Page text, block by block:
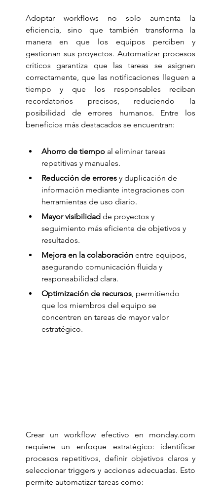
Adoptar workflows no solo aumenta la
eficiencia, sino que también transforma la
manera en que los equipos perciben y
gestionan sus proyectos. Automatizar procesos
críticos garantiza que las tareas se asignen
correctamente, que las notificaciones lleguen a
tiempo y que los responsables reciban
recordatorios precisos, reduciendo la
posibilidad de errores humanos. Entre los
beneficios más destacados se encuentran:
Ahorro de tiempo al eliminar tareas
repetitivas y manuales.
Reducción de errores y duplicación de
información mediante integraciones con
herramientas de uso diario.
Mayor visibilidad de proyectos y
seguimiento más eficiente de objetivos y
resultados.
Mejora en la colaboración entre equipos,
asegurando comunicación fluida y
responsabilidad clara.
Optimización de recursos, permitiendo
que los miembros del equipo se
concentren en tareas de mayor valor
estratégico.
Crear un workflow efectivo en monday.com
requiere un enfoque estratégico: identificar
procesos repetitivos, definir objetivos claros y
seleccionar triggers y acciones adecuadas. Esto
permite automatizar tareas como: